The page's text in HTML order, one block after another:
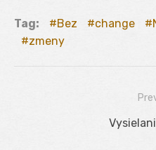
Tag: Bez change
zmeny
NavigáciaPrevious